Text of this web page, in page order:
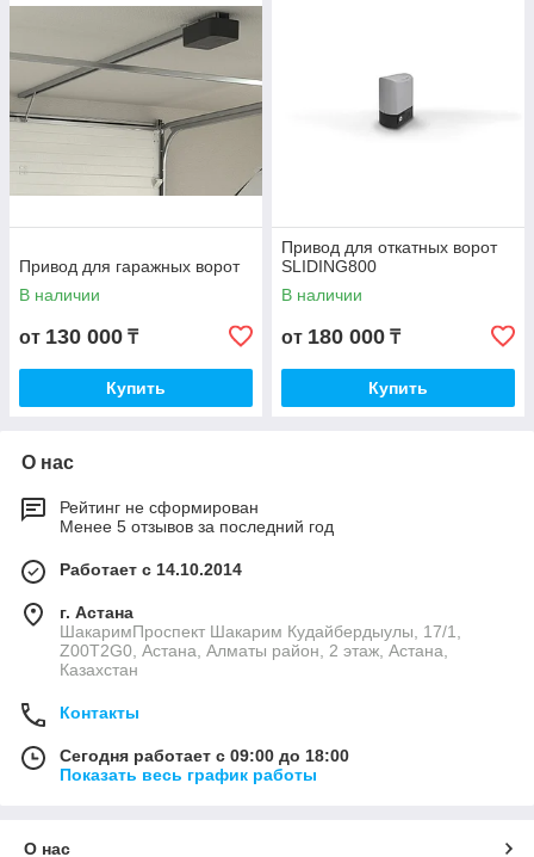
Привод для гаражных ворот
В наличии
от 130 000 ₸
Купить
Привод для откатных ворот
SLIDING800
В наличии
от 180 000 ₸
Купить
О нас
Рейтинг не сформирован
Менее 5 отзывов за последний год
Работает с 14.10.2014
г. Астана
ШакаримПроспект Шакарим Кудайбердыулы, 17/1,
Z00T2G0, Астана, Алматы район, 2 этаж, Астана,
Казахстан
Контакты
Сегодня работает с 09:00 до 18:00
Показать весь график работы
О нас